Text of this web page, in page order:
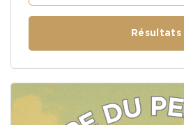
Résultats